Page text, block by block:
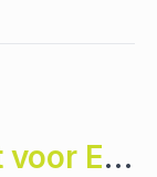
Kaartverkoop gestart voor European Conference for Science Journalism 2026 Hannover